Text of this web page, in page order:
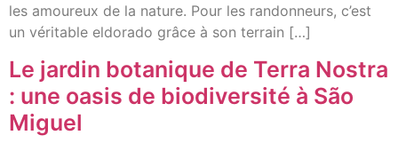
les amoureux de la nature. Pour les randonneurs, c’est
un véritable eldorado grâce à son terrain […]
Le jardin botanique de Terra Nostra
: une oasis de biodiversité à São
Miguel